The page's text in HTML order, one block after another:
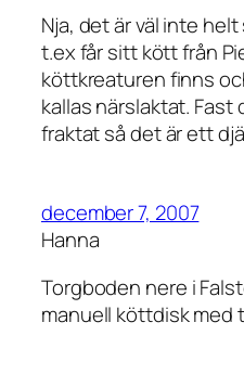
Nja, det är väl inte
t.ex får sitt kött från
köttkreaturen finns
kallas närslaktat. Fast
fraktat så det är ett
december 7, 2007
Hanna
Torgboden nere i
manuell köttdisk med